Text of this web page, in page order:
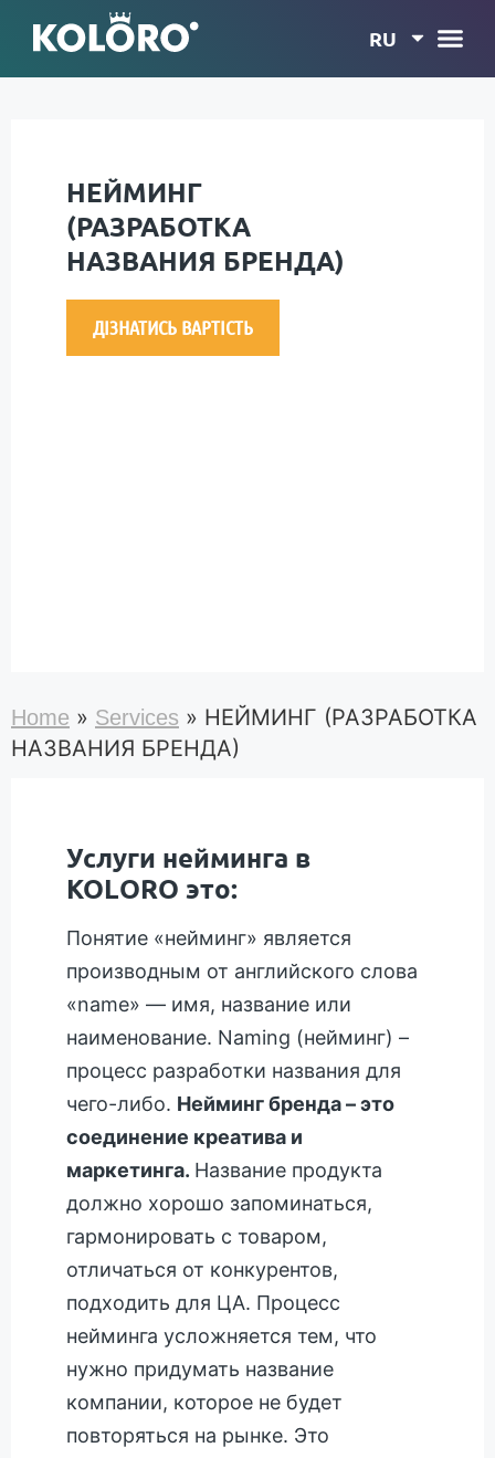
RU
НЕЙМИНГ
(РАЗРАБОТКА
НАЗВАНИЯ БРЕНДА)
ДІЗНАТИСЬ ВАРТІСТЬ
Home » Services » НЕЙМИНГ (РАЗРАБОТКА
НАЗВАНИЯ БРЕНДА)
Услуги нейминга в
KOLORO это:
Понятие «нейминг» является
производным от английского слова
«name» — имя, название или
наименование. Naming (нейминг) –
процесс разработки названия для
чего-либо. Нейминг бренда – это
соединение креатива и
маркетинга. Название продукта
должно хорошо запоминаться,
гармонировать с товаром,
отличаться от конкурентов,
подходить для ЦА. Процесс
нейминга усложняется тем, что
нужно придумать название
компании, которое не будет
повторяться на рынке. Это